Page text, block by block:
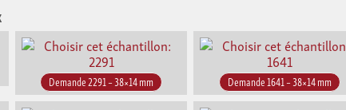
Demande 2291 – 38×14 mm Demande 1641 – 38×14 mm